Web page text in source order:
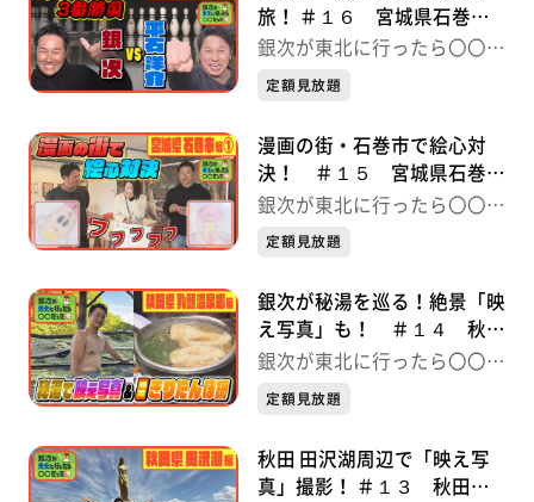
旅！ ＃１６ 宮城県石巻市
編② 銀次が東北に行ったら
銀次が東北に行ったら〇〇だ
った件
定額見放題
漫画の街・石巻市で絵心対
決！ ＃１５ 宮城県石巻市
編① 銀次が東北に行ったら
銀次が東北に行ったら〇〇だ
った件
定額見放題
銀次が秘湯を巡る！絶景「映
え写真」も！ ＃１４ 秋田
県 乳頭温泉郷編 銀次が東北
銀次が東北に行ったら〇〇だ
った件
定額見放題
秋田 田沢湖周辺で「映え写
真」撮影！ ＃１３ 秋田県